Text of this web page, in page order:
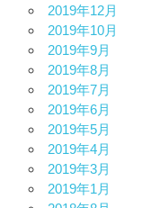
2019年12月
2019年10月
2019年9月
2019年8月
2019年7月
2019年6月
2019年5月
2019年4月
2019年3月
2019年1月